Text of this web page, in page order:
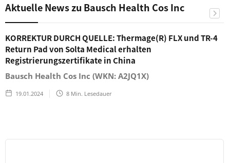
Aktuelle News zu Bausch Health Cos Inc
KORREKTUR DURCH QUELLE: Thermage(R) FLX und TR-4
Return Pad von Solta Medical erhalten
Registrierungszertifikate in China
Bausch Health Cos Inc (WKN: A2JQ1X)
19.01.2024 8 Min. Lesedauer